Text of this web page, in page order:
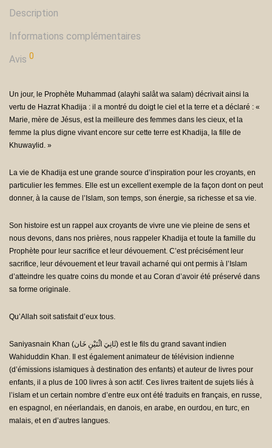
Description
Informations complémentaires
Avis 0
Un jour, le Prophète Muhammad (alayhi salât wa salam) décrivait ainsi la
vertu de Hazrat Khadija : il a montré du doigt le ciel et la terre et a déclaré : «
Marie, mère de Jésus, est la meilleure des femmes dans les cieux, et la
femme la plus digne vivant encore sur cette terre est Khadija, la fille de
Khuwaylid. »
La vie de Khadija est une grande source d’inspiration pour les croyants, en
particulier les femmes. Elle est un excellent exemple de la façon dont on peut
donner, à la cause de l’Islam, son temps, son énergie, sa richesse et sa vie.
Son histoire est un rappel aux croyants de vivre une vie pleine de sens et
nous devons, dans nos prières, nous rappeler Khadija et toute la famille du
Prophète pour leur sacrifice et leur dévouement. C’est précisément leur
sacrifice, leur dévouement et leur travail acharné qui ont permis à l’Islam
d’atteindre les quatre coins du monde et au Coran d’avoir été préservé dans
sa forme originale.
Qu’Allah soit satisfait d’eux tous.
Saniyasnain Khan (ثَانِيَ اثْنَيْنِ خَان) est le fils du grand savant indien
Wahiduddin Khan. Il est également animateur de télévision indienne
(d’émissions islamiques à destination des enfants) et auteur de livres pour
enfants, il a plus de 100 livres à son actif. Ces livres traitent de sujets liés à
l’islam et un certain nombre d’entre eux ont été traduits en français, en russe,
en espagnol, en néerlandais, en danois, en arabe, en ourdou, en turc, en
malais, et en d’autres langues.